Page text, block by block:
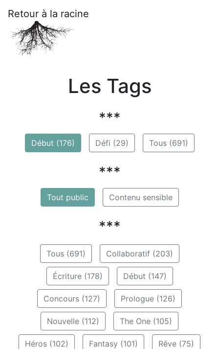
Retour à la racine
Les Tags
***
Début (176) Défi (29) Tous (691)
***
Tout public Contenu sensible
***
Tous (691) Collaboratif (203)
Écriture (178) Début (147)
Concours (127) Prologue (126)
Nouvelle (112) The One (105)
Héros (102) Fantasy (101) Rêve (75)